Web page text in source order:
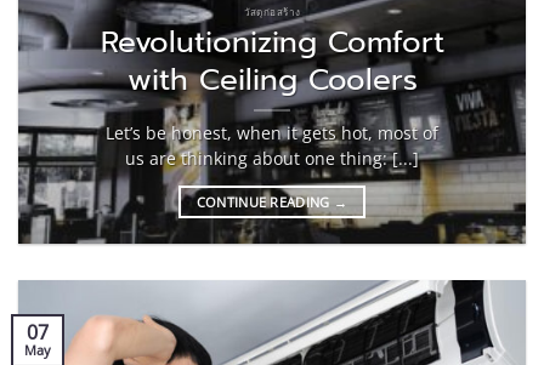
วัสดุก่อสร้าง
Revolutionizing Comfort
with Ceiling Coolers
Let’s be honest, when it gets hot, most of
us are thinking about one thing: [...]
CONTINUE READING →
07
May